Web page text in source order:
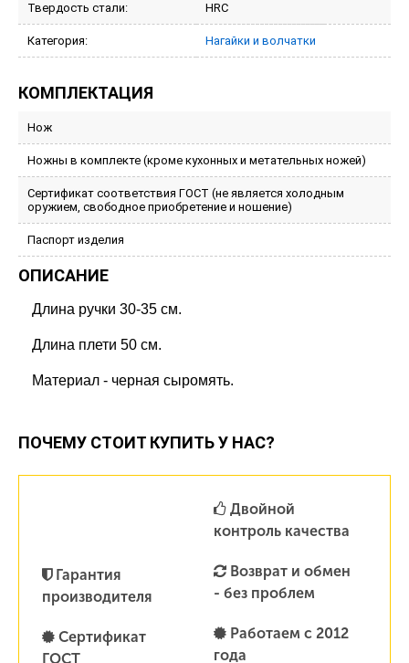
Твердость стали: HRC
Категория: Нагайки и волчатки
КОМПЛЕКТАЦИЯ
Нож
Ножны в комплекте (кроме кухонных и метательных ножей)
Сертификат соответствия ГОСТ (не является холодным
оружием, свободное приобретение и ношение)
Паспорт изделия
ОПИСАНИЕ
Длина ручки 30-35 см.
Длина плети 50 см.
Материал - черная сыромять.
ПОЧЕМУ СТОИТ КУПИТЬ У НАС?
Гарантия
производителя
Сертификат
ГОСТ
Двойной
контроль качества
Возврат и обмен
- без проблем
Работаем с 2012
года